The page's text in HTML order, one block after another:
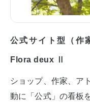
公式サイト型（作
Flora deux Ⅱ
ショップ、作家、ア
動に「公式」の看板